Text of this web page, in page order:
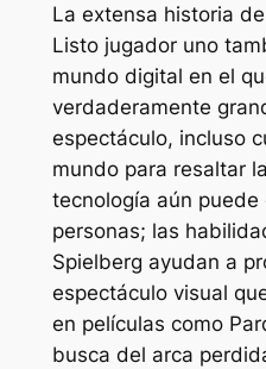
La extensa historia
Listo jugador uno
mundo digital en el
verdaderamente
espectáculo, incluso
mundo para resaltar
tecnología aún puede
personas; las
Spielberg ayudan a
espectáculo visual
en películas como
busca del arca